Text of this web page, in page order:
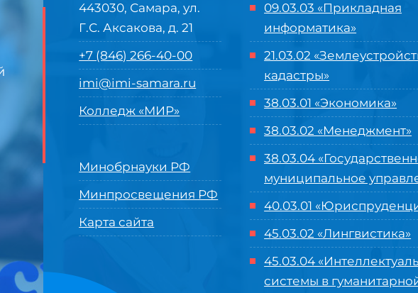
443030, Самара, ул.
Г.С. Аксакова, д. 21
+7 (846) 266-40-00
imi@imi-samara.ru
Колледж «МИР»
Минобрнауки РФ
Минпросвещения РФ
Карта сайта
09.03.03 «Прикладная
информатика»
21.03.02
кадастры»
38.03.01 «Экономика»
38.03.02 «Менеджмент»
38.03.04
муниципальное
40.03.01
45.03.02 «Лингвистика»
45.03.04 «
системы в